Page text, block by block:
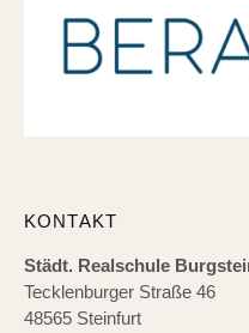
KONTAKT
Städt. Realschule
Tecklenburger Straße 46
48565 Steinfurt